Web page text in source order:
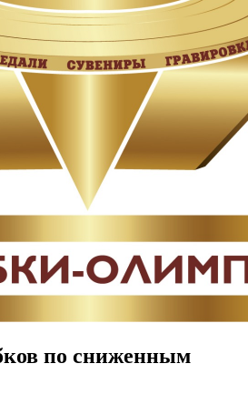
по сниженным